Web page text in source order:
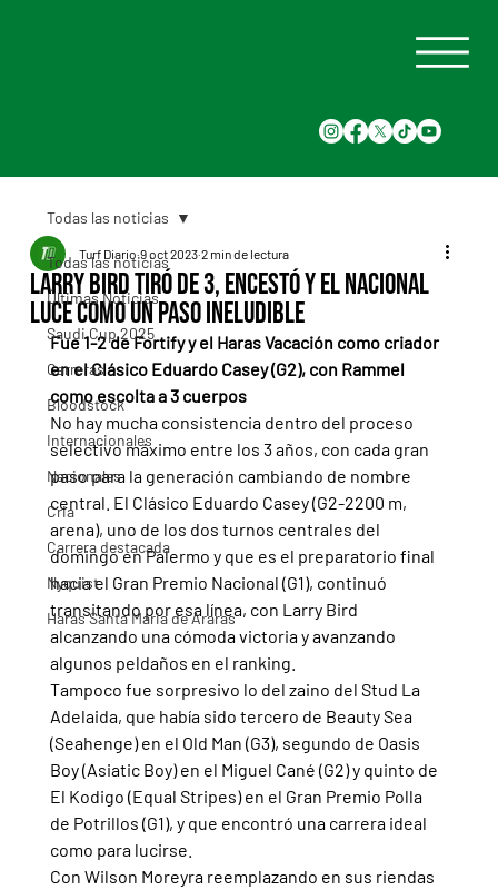
Todas las noticias
Últimas Noticias
Saudi Cup 2025
Carreras
Bloodstock
Internacionales
Nacionales
Cria
Carrera destacada
Nyquist
Haras Santa Maria de Araras
Todas las noticias
Larry Bird tiró de 3, encestó y el Nacional
luce como un paso ineludible
Turf Diario 9 oct 2023 2 min de lectura
Fue 1-2 de Fortify y el Haras Vacación como criador
en el Clásico Eduardo Casey (G2), con Rammel
como escolta a 3 cuerpos
No hay mucha consistencia dentro del proceso
selectivo máximo entre los 3 años, con cada gran
paso para la generación cambiando de nombre
central. El Clásico Eduardo Casey (G2-2200 m,
arena), uno de los dos turnos centrales del
domingo en Palermo y que es el preparatorio final
hacia el Gran Premio Nacional (G1), continuó
transitando por esa línea, con Larry Bird
alcanzando una cómoda victoria y avanzando
algunos peldaños en el ranking.
Tampoco fue sorpresivo lo del zaino del Stud La
Adelaida, que había sido tercero de Beauty Sea
(Seahenge) en el Old Man (G3), segundo de Oasis
Boy (Asiatic Boy) en el Miguel Cané (G2) y quinto de
El Kodigo (Equal Stripes) en el Gran Premio Polla
de Potrillos (G1), y que encontró una carrera ideal
como para lucirse.
Con Wilson Moreyra reemplazando en sus riendas